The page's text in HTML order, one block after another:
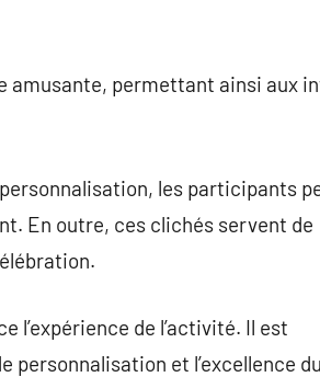
amusante, permettant ainsi aux
les participants
En outre, ces clichés servent de
l’expérience de l’activité. Il est
personnalisation et l’excellence du